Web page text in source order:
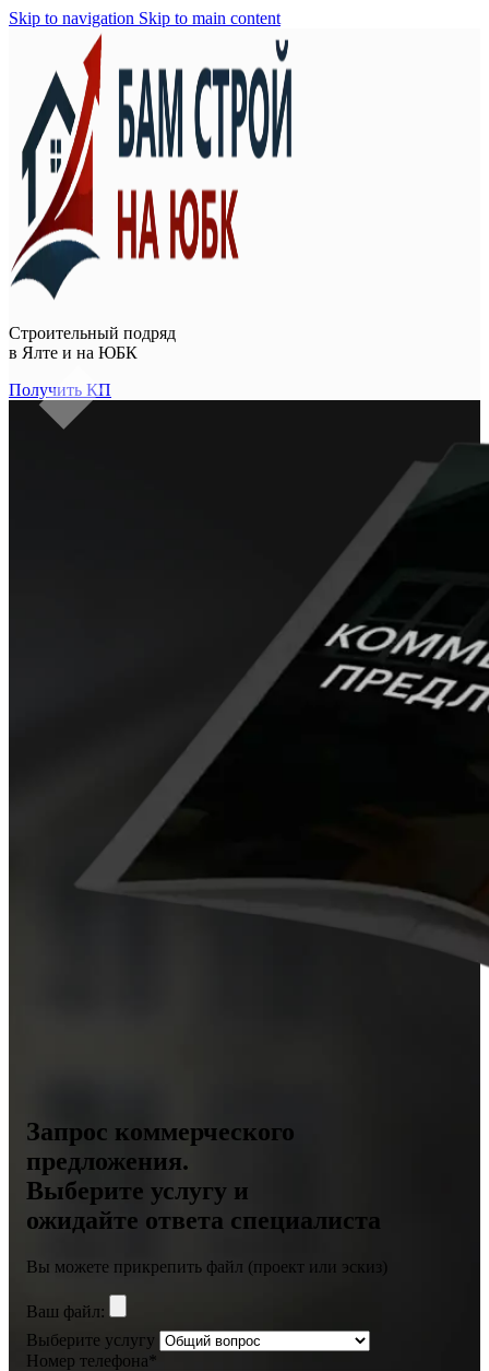
Skip to navigation Skip to main content
Строительный подряд
в Ялте и на ЮБК
Получить КП
Запрос коммерческого
предложения.
Выберите услугу и
ожидайте ответа специалиста
Вы можете прикрепить файл (проект или эскиз)
Ваш файл:
Выберите услугу
Номер телефона*